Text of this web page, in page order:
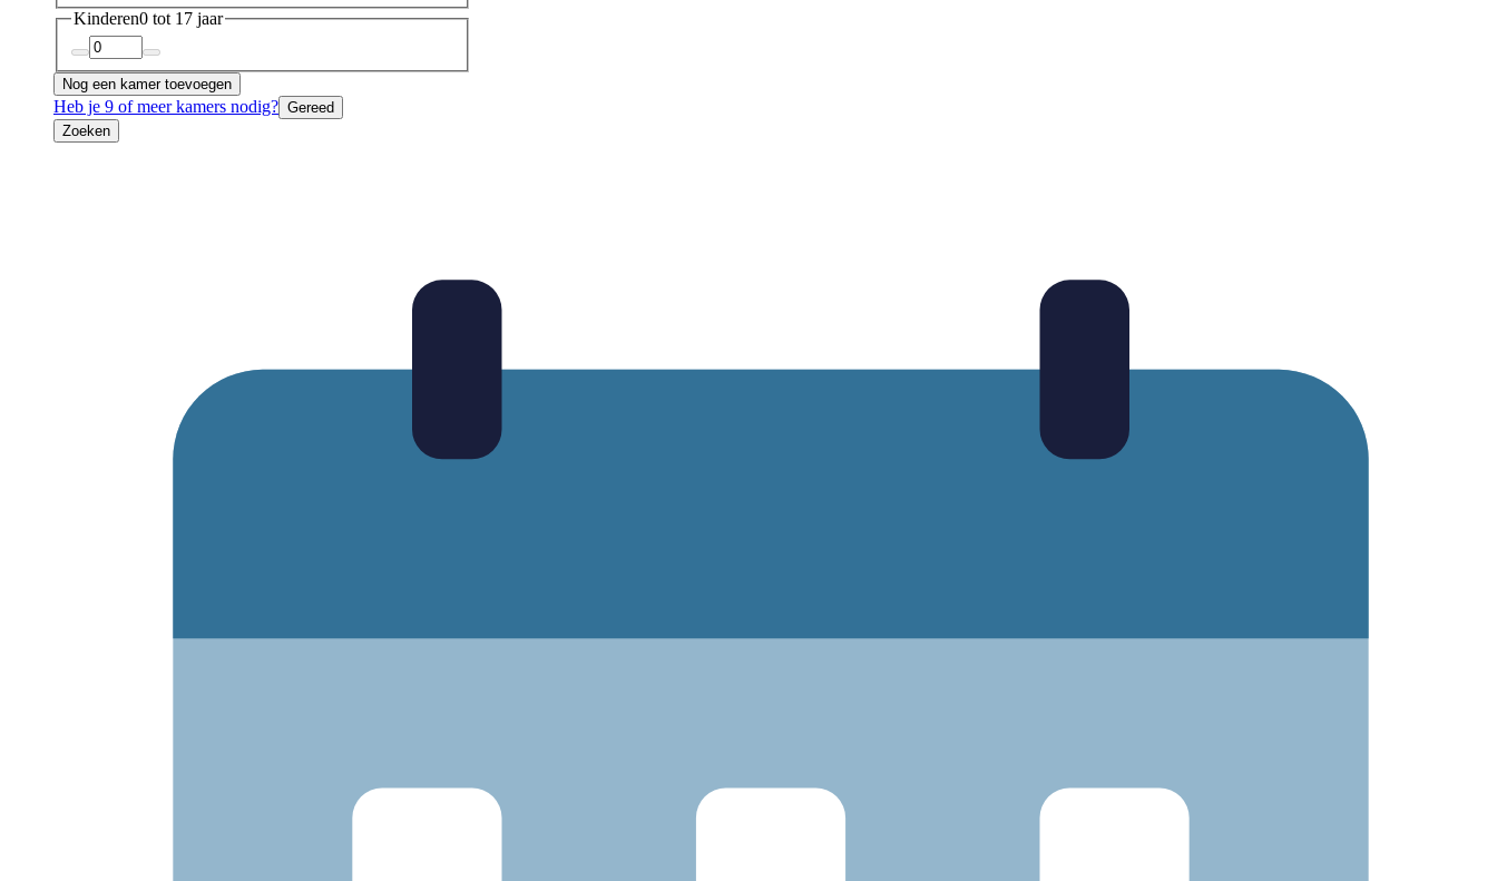
Kinderen0 tot 17 jaar
Nog een kamer toevoegen
Heb je 9 of meer kamers nodig? Gereed
Zoeken